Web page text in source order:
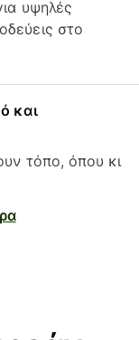
υψηλές
στο
και
τόπο, όπου κι